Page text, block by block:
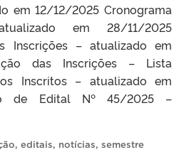
em 12/12/2025 Cronograma
em 28/11/2025
Inscrições – atualizado em
das Inscrições – Lista
Inscritos – atualizado em
de Edital Nº 45/2025 –
, editais, notícias, semestre